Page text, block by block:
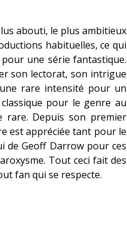
abouti, le plus ambitieux
habituelles, ce qui
une série fantastique.
son lectorat, son intrigue
rare intensité pour un
pour le genre au
rare. Depuis son premier
est appréciée tant pour le
de Geoff Darrow pour ces
Tout ceci fait des
fan qui se respecte.